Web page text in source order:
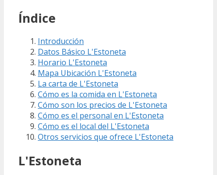
Índice
Introducción
Datos Básico L'Estoneta
Horario L'Estoneta
Mapa Ubicación L'Estoneta
La carta de L'Estoneta
Cómo es la comida en L'Estoneta
Cómo son los precios de L'Estoneta
Cómo es el personal en L'Estoneta
Cómo es el local del L'Estoneta
Otros servicios que ofrece L'Estoneta
L'Estoneta